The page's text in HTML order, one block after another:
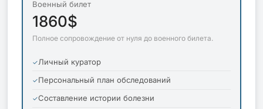
Военный билет
1860$
Полное сопровождение от нуля до военного билета.
Личный куратор
Персональный план обследований
Составление истории болезни